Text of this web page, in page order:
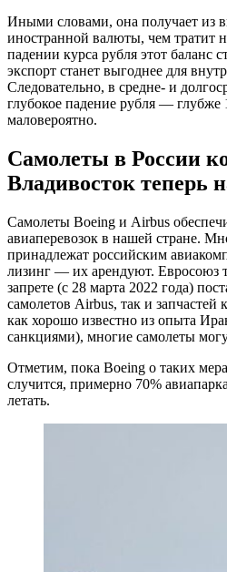
Иными словами, она получает из
иностранной валюты, чем тратит
падении курса рубля этот баланс
экспорт станет выгоднее для
Следовательно, в средне- и
глубокое падение рубля — глубже
маловероятно.
Самолеты в России
Владивосток теперь
Самолеты Boeing и Airbus
авиаперевозок в нашей стране.
принадлежат российским
лизинг — их арендуют. Евросоюз
запрете (с 28 марта 2022 года)
самолетов Airbus, так и запчастей
как хорошо известно из опыта
санкциями), многие самолеты
Отметим, пока Boeing о таких
случится, примерно 70%
летать.